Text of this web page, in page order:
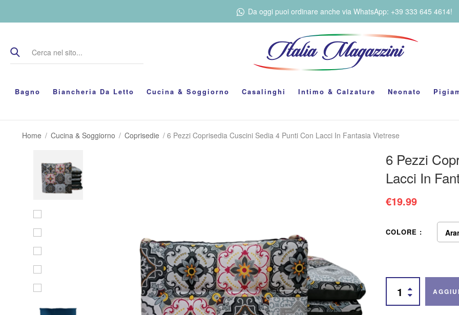
Da oggi puoi ordinare anche via WhatsApp: +39 333 645 4614!
Bagno Biancheria Da Letto Cucina & Soggiorno Casalinghi Intimo & Calzature Neonato
Home / Cucina & Soggiorno / Coprisedie / 6 Pezzi Coprisedia Cuscini Sedia 4 Punti Con Lacci In Fantasia Vietrese
6 Pezzi
Lacci In
€19.99
COLORE